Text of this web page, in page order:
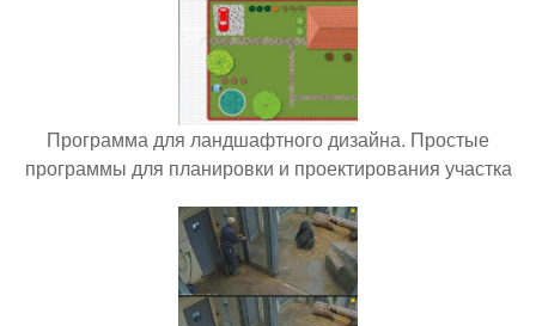
Программа для ландшафтного дизайна. Простые
программы для планировки и проектирования участка